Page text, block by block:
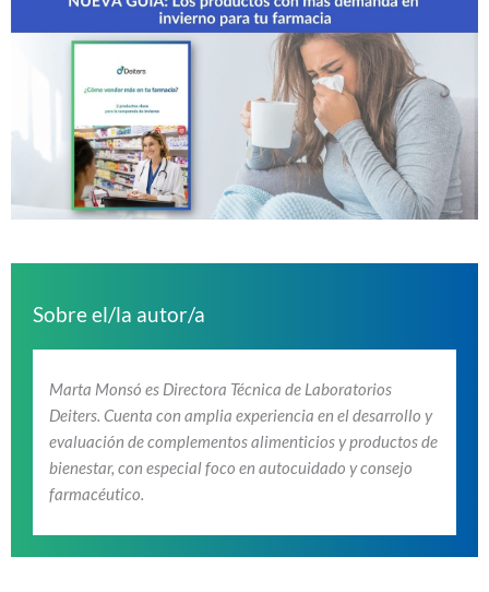
Sobre el/la autor/a
Marta Monsó es Directora Técnica de Laboratorios
Deiters. Cuenta con amplia experiencia en el desarrollo y
evaluación de complementos alimenticios y productos de
bienestar, con especial foco en autocuidado y consejo
farmacéutico.